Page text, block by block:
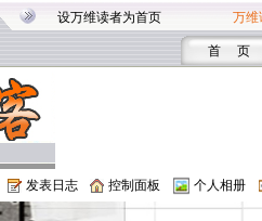
设万维读者为首页 万维
首 页
发表日志 控制面板 个人相册